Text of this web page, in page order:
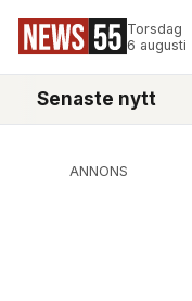
Torsdag
6 augusti
Senaste nytt
ANNONS